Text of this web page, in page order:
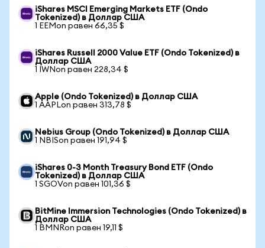
iShares MSCI Emerging Markets ETF (Ondo
Tokenized) в Доллар США
1 EEMon равен 66,35 $
iShares Russell 2000 Value ETF (Ondo Tokenized) в
Доллар США
1 IWNon равен 228,34 $
Apple (Ondo Tokenized) в Доллар США
1 AAPLon равен 313,78 $
Nebius Group (Ondo Tokenized) в Доллар США
1 NBISon равен 191,94 $
iShares 0-3 Month Treasury Bond ETF (Ondo
Tokenized) в Доллар США
1 SGOVon равен 101,36 $
BitMine Immersion Technologies (Ondo Tokenized) в
Доллар США
1 BMNRon равен 19,11 $